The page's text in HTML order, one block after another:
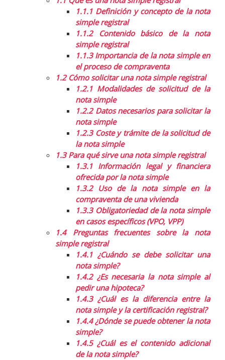
1.1.1Definición y concepto de la nota
simple registral
1.1.2Contenido básico de la nota
simple registral
1.1.3Importancia de la nota simple en
el proceso de compraventa
1.2Cómo solicitar una nota simple registral
1.2.1Modalidades de solicitud de la
nota simple
1.2.2Datos necesarios para solicitar la
nota simple
1.2.3Coste y trámite de la solicitud de
la nota simple
1.3Para qué sirve una nota simple registral
1.3.1Información legal y financiera
ofrecida por la nota simple
1.3.2Uso de la nota simple en la
compraventa de una vivienda
1.3.3Obligatoriedad de la nota simple
en casos específicos (VPO, VPP)
1.4Preguntas frecuentes sobre la nota
simple registral
1.4.1¿Cuándo se debe solicitar una
nota simple?
1.4.2¿Es necesaria la nota simple al
pedir una hipoteca?
1.4.3¿Cuál es la diferencia entre la
nota simple y la certificación registral?
1.4.4¿Dónde se puede obtener la nota
simple?
1.4.5¿Cuál es el contenido adicional
de la nota simple?